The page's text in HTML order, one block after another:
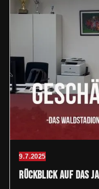
9.7.2025
Rückblick auf das